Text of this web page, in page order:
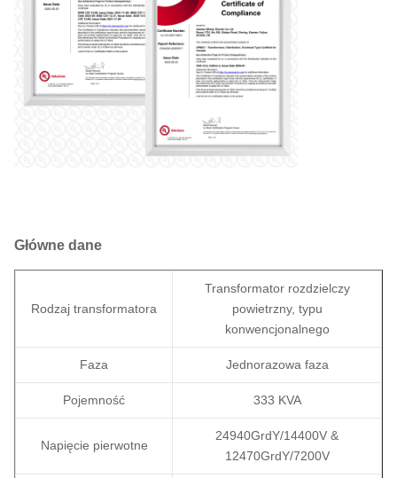
Główne dane
Rodzaj transformatora
Transformator rozdzielczy
powietrzny, typu
konwencjonalnego
Faza Jednorazowa faza
Pojemność 333 KVA
Napięcie pierwotne
24940GrdY/14400V &
12470GrdY/7200V